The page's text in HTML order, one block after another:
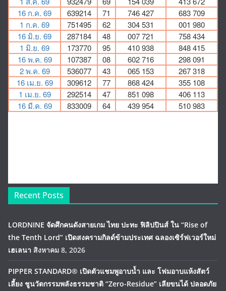
Recent Posts
LORDNINE จัดศึกคนดังสายเกม ไทย ปะทะ ฟิลิปปินส์ ใน “Rise of
the Tenth Lord” เปิดสงครามกิลด์ข้ามประเทศ ฉลองเซิร์ฟเวอร์ใหม่
เฮเลนา สิงหาคม 8, 2026
PIPPER STANDARD® เปิดตัวแชมพูอาบน้ำ และ โฟมอาบแห้งสัตว์
เลี้ยง ชูนวัตกรรมพลังธรรมชาติ “Zero-Residue” เลียขนได้ ปลอดภัย